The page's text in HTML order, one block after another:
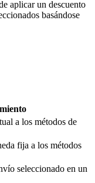
aplicar un descuento
basándose
a los métodos de
fija a los métodos
seleccionado en un